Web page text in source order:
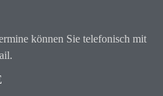
können Sie telefonisch mit